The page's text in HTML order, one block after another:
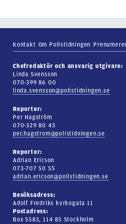
Kontakt Om Polistidningen
Chefredaktör och ansvarig utgivare:
Linda Svensson
070-399 86 00
linda.svensson@polistidningen.se
Reporter:
Per Hagström
070-329 80 45
per.hagstrom@polistidningen.se
Reporter:
Adrian Ericson
073-707 50 55
adrian.ericson@polistidningen.se
Besöksadress:
Adolf Fredriks kyrkogata 11
Postadress:
Box 5583, 114 85 Stockholm